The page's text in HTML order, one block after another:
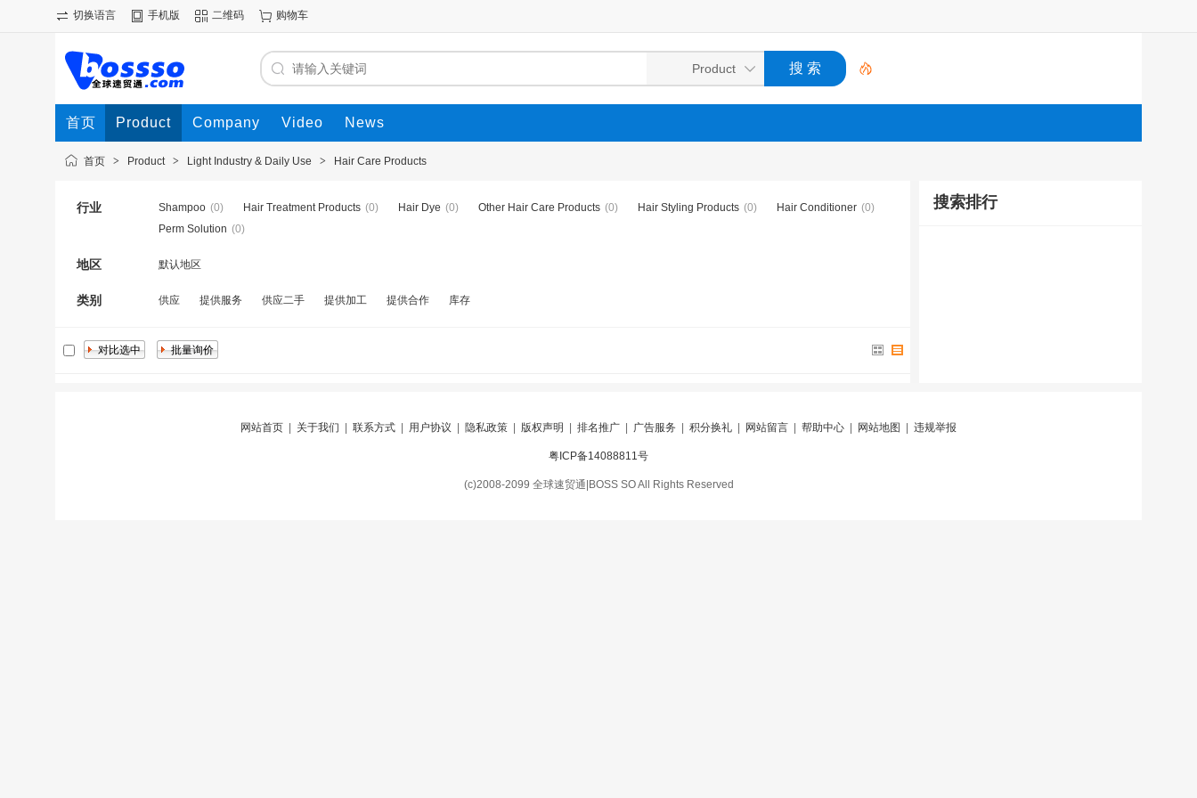
切换语言 手机版 二维码 购物车
首页 Product Company Video News
首页 > Product > Light Industry & Daily Use > Hair Care Products
行业 Shampoo (0) Hair Treatment Products (0) Hair Dye (0) Other Hair Care Products (0) Hair Styling Products (0) Hair Conditioner (0)
Perm Solution (0)
地区 默认地区
类别 供应 提供服务 供应二手 提供加工 提供合作 库存
搜索排行
网站首页 关于我们 联系方式 用户协议 隐私政策 版权声明 排名推广 广告服务 积分换礼 网站留言 帮助中心 网站地图 违规举报
粤ICP备14088811号
(c)2008-2099 全球速贸通|BOSS SO All Rights Reserved